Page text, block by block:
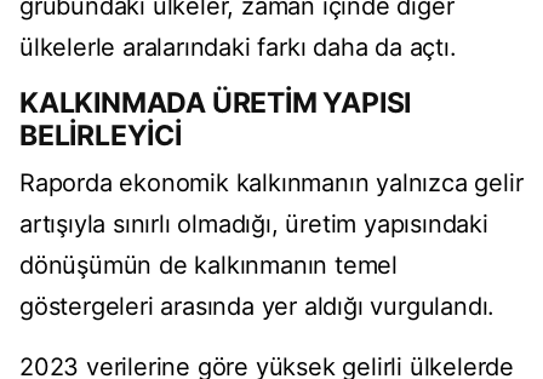
grubundaki ülkeler, zaman içinde diğer
ülkelerle aralarındaki farkı daha da açtı.
KALKINMADA ÜRETİM YAPISI
BELİRLEYİCİ
Raporda ekonomik kalkınmanın yalnızca gelir
artışıyla sınırlı olmadığı, üretim yapısındaki
dönüşümün de kalkınmanın temel
göstergeleri arasında yer aldığı vurgulandı.
2023 verilerine göre yüksek gelirli ülkelerde